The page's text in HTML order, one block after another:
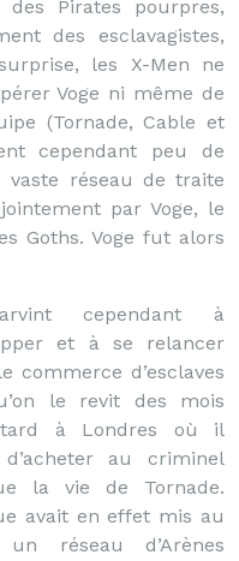
des Pirates pourpres,
des esclavagistes,
les X-Men ne
Voge ni même de
(Tornade, Cable et
cependant peu de
réseau de traite
par Voge, le
Goths. Voge fut alors
cependant à
et à se relancer
commerce d’esclaves
le revit des mois
à Londres où il
au criminel
la vie de Tornade.
avait en effet mis au
réseau d’Arènes